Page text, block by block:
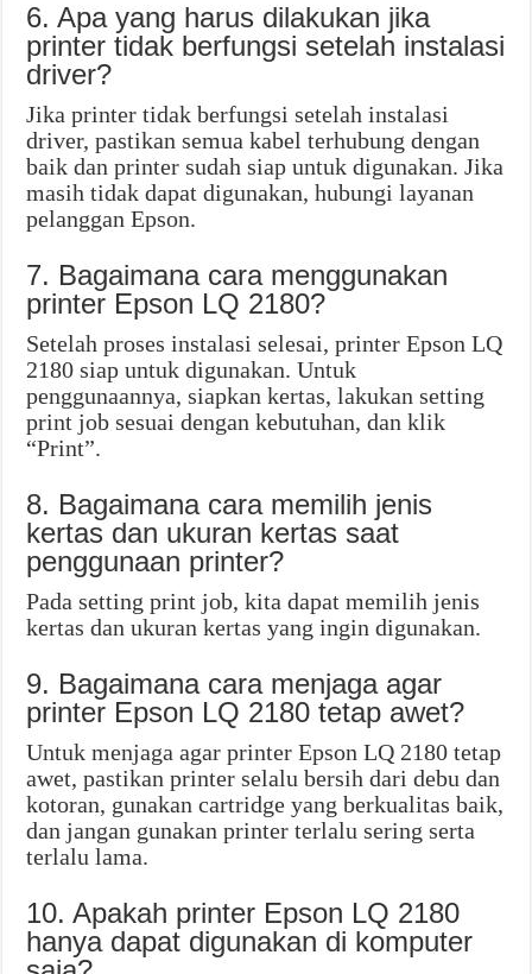
6. Apa yang harus dilakukan jika
printer tidak berfungsi setelah instalasi
driver?
Jika printer tidak berfungsi setelah instalasi
driver, pastikan semua kabel terhubung dengan
baik dan printer sudah siap untuk digunakan. Jika
masih tidak dapat digunakan, hubungi layanan
pelanggan Epson.
7. Bagaimana cara menggunakan
printer Epson LQ 2180?
Setelah proses instalasi selesai, printer Epson LQ
2180 siap untuk digunakan. Untuk
penggunaannya, siapkan kertas, lakukan setting
print job sesuai dengan kebutuhan, dan klik
“Print”.
8. Bagaimana cara memilih jenis
kertas dan ukuran kertas saat
penggunaan printer?
Pada setting print job, kita dapat memilih jenis
kertas dan ukuran kertas yang ingin digunakan.
9. Bagaimana cara menjaga agar
printer Epson LQ 2180 tetap awet?
Untuk menjaga agar printer Epson LQ 2180 tetap
awet, pastikan printer selalu bersih dari debu dan
kotoran, gunakan cartridge yang berkualitas baik,
dan jangan gunakan printer terlalu sering serta
terlalu lama.
10. Apakah printer Epson LQ 2180
hanya dapat digunakan di komputer